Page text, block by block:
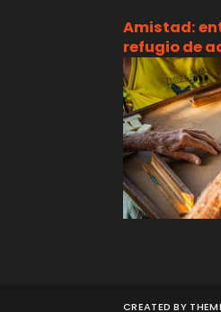
Amistad:
refugio de
CREATED BY